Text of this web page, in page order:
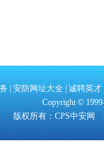
安防网址大全 诚聘英才
Copyright ©
版权所有：CPS中安网